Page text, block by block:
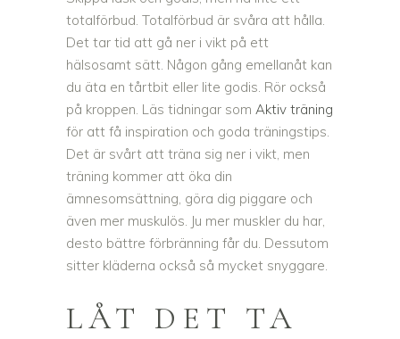
totalförbud. Totalförbud är svåra att hålla.
Det tar tid att gå ner i vikt på ett
hälsosamt sätt. Någon gång emellanåt kan
du äta en tårtbit eller lite godis. Rör också
på kroppen. Läs tidningar som Aktiv träning
för att få inspiration och goda träningstips.
Det är svårt att träna sig ner i vikt, men
träning kommer att öka din
ämnesomsättning, göra dig piggare och
även mer muskulös. Ju mer muskler du har,
desto bättre förbränning får du. Dessutom
sitter kläderna också så mycket snyggare.
LÅT DET TA